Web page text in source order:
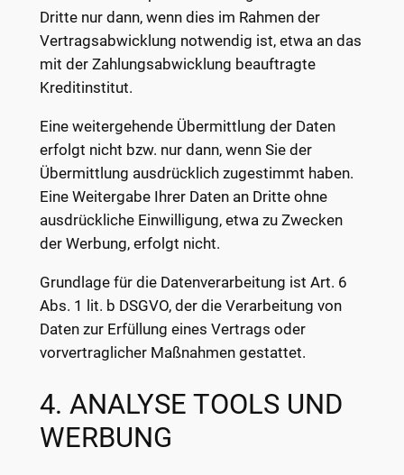
Dritte nur dann, wenn dies im Rahmen der
Vertragsabwicklung notwendig ist, etwa an das
mit der Zahlungsabwicklung beauftragte
Kreditinstitut.
Eine weitergehende Übermittlung der Daten
erfolgt nicht bzw. nur dann, wenn Sie der
Übermittlung ausdrücklich zugestimmt haben.
Eine Weitergabe Ihrer Daten an Dritte ohne
ausdrückliche Einwilligung, etwa zu Zwecken
der Werbung, erfolgt nicht.
Grundlage für die Datenverarbeitung ist Art. 6
Abs. 1 lit. b DSGVO, der die Verarbeitung von
Daten zur Erfüllung eines Vertrags oder
vorvertraglicher Maßnahmen gestattet.
4. ANALYSE TOOLS UND
WERBUNG